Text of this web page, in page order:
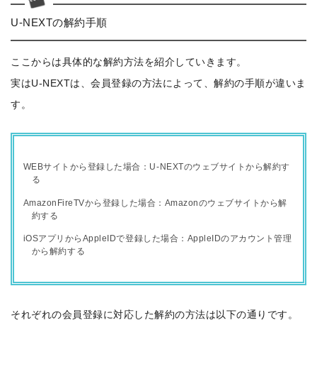
U-NEXTの解約手順
ここからは具体的な解約方法を紹介していきます。
実はU-NEXTは、会員登録の方法によって、解約の手順が違いま
す。
WEBサイトから登録した場合：U-NEXTのウェブサイトから解約す
る
AmazonFireTVから登録した場合：Amazonのウェブサイトから解
約する
iOSアプリからAppleIDで登録した場合：AppleIDのアカウント管理
から解約する
それぞれの会員登録に対応した解約の方法は以下の通りです。